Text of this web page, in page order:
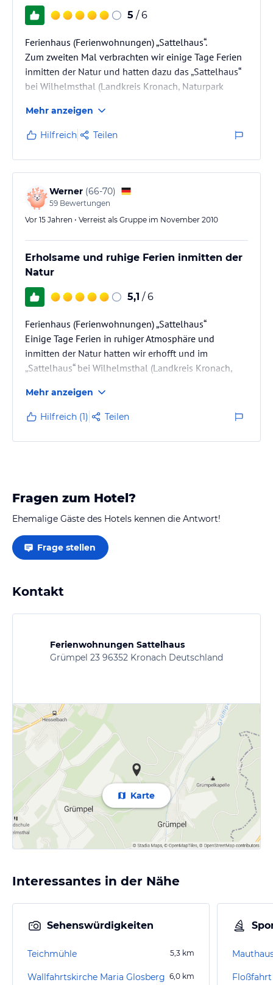
5 / 6
Ferienhaus (Ferienwohnungen) „Sattelhaus“.
Zum zweiten Mal verbrachten wir einige Tage Ferien
inmitten der Natur und hatten dazu das „Sattelhaus“
bei Wilhelmsthal (Landkreis Kronach, Naturpark
Kronach ca. 10 km entfernt.
Die Lage: etwa 3 km entfernt von Wilhelmsthal in
erhöhter Lage auf einer Waldlichtung über dem
Grümpeltal. Vom Tal eine ca. 400 m lange Auffahrt
zum Haus über einen befestigten Fahrweg durch den
Wald. Beim „Sattelhaus“ handelt es sich um ein
liebevoll…
Mehr anzeigen
Hilfreich Teilen
Werner (66-70)
59 Bewertungen
Vor 15 Jahren • Verreist als Gruppe im November 2010
Erholsame und ruhige Ferien inmitten der
Natur
5,1 / 6
Ferienhaus (Ferienwohnungen) „Sattelhaus“
Einige Tage Ferien in ruhiger Atmosphäre und
inmitten der Natur hatten wir erhofft und im
„Sattelhaus“ bei Wilhelmsthal (Landkreis Kronach,
10 km entfernt.
Lage 3 km entfernt von Wilhelmsthal in erhöhter
Lage auf einer Lichtung im Wald über dem
Grümpeltal. Vom Tal zum Haus ca. 400 m Zufahrt
Mehr anzeigen
Hilfreich (1) Teilen
Fragen zum Hotel?
Ehemalige Gäste des Hotels kennen die Antwort!
Frage stellen
Kontakt
Ferienwohnungen Sattelhaus
Grümpel 23 96352 Kronach Deutschland
Karte
Interessantes in der Nähe
Sehenswürdigkeiten
Teichmühle 5,3 km
Wallfahrtskirche Maria Glosberg 6,0 km